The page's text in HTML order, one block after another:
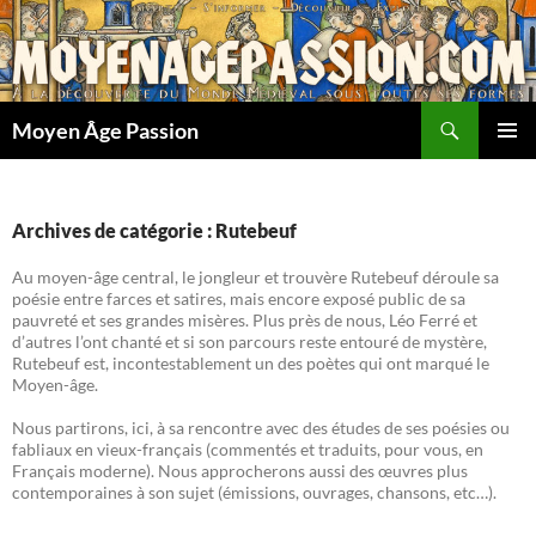
Aller
au
contenu
Moyen Âge Passion
Archives de catégorie : Rutebeuf
Au moyen-âge central, le jongleur et trouvère Rutebeuf déroule sa
poésie entre farces et satires, mais encore exposé public de sa
pauvreté et ses grandes misères. Plus près de nous, Léo Ferré et
d’autres l’ont chanté et si son parcours reste entouré de mystère,
Rutebeuf est, incontestablement un des poètes qui ont marqué le
Moyen-âge.
Nous partirons, ici, à sa rencontre avec des études de ses poésies ou
fabliaux en vieux-français (commentés et traduits, pour vous, en
Français moderne). Nous approcherons aussi des œuvres plus
contemporaines à son sujet (émissions, ouvrages, chansons, etc…).